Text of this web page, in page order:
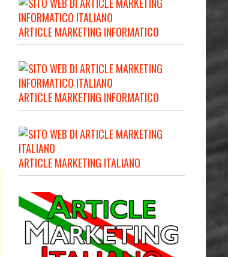
ARTICLE MARKETING INFORMATICO
ARTICLE MARKETING INFORMATICO
ARTICLE MARKETING ITALIANO